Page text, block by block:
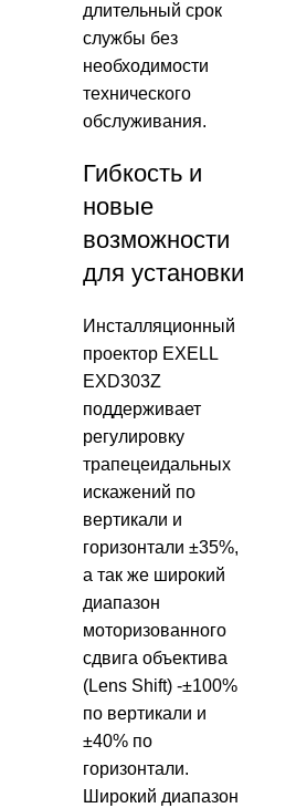
длительный срок
службы без
необходимости
технического
обслуживания.
Гибкость и
новые
возможности
для установки
Инсталляционный
проектор EXELL
EXD303Z
поддерживает
регулировку
трапецеидальных
искажений по
вертикали и
горизонтали ±35%,
а так же широкий
диапазон
моторизованного
сдвига объектива
(Lens Shift) -±100%
по вертикали и
±40% по
горизонтали.
Широкий диапазон